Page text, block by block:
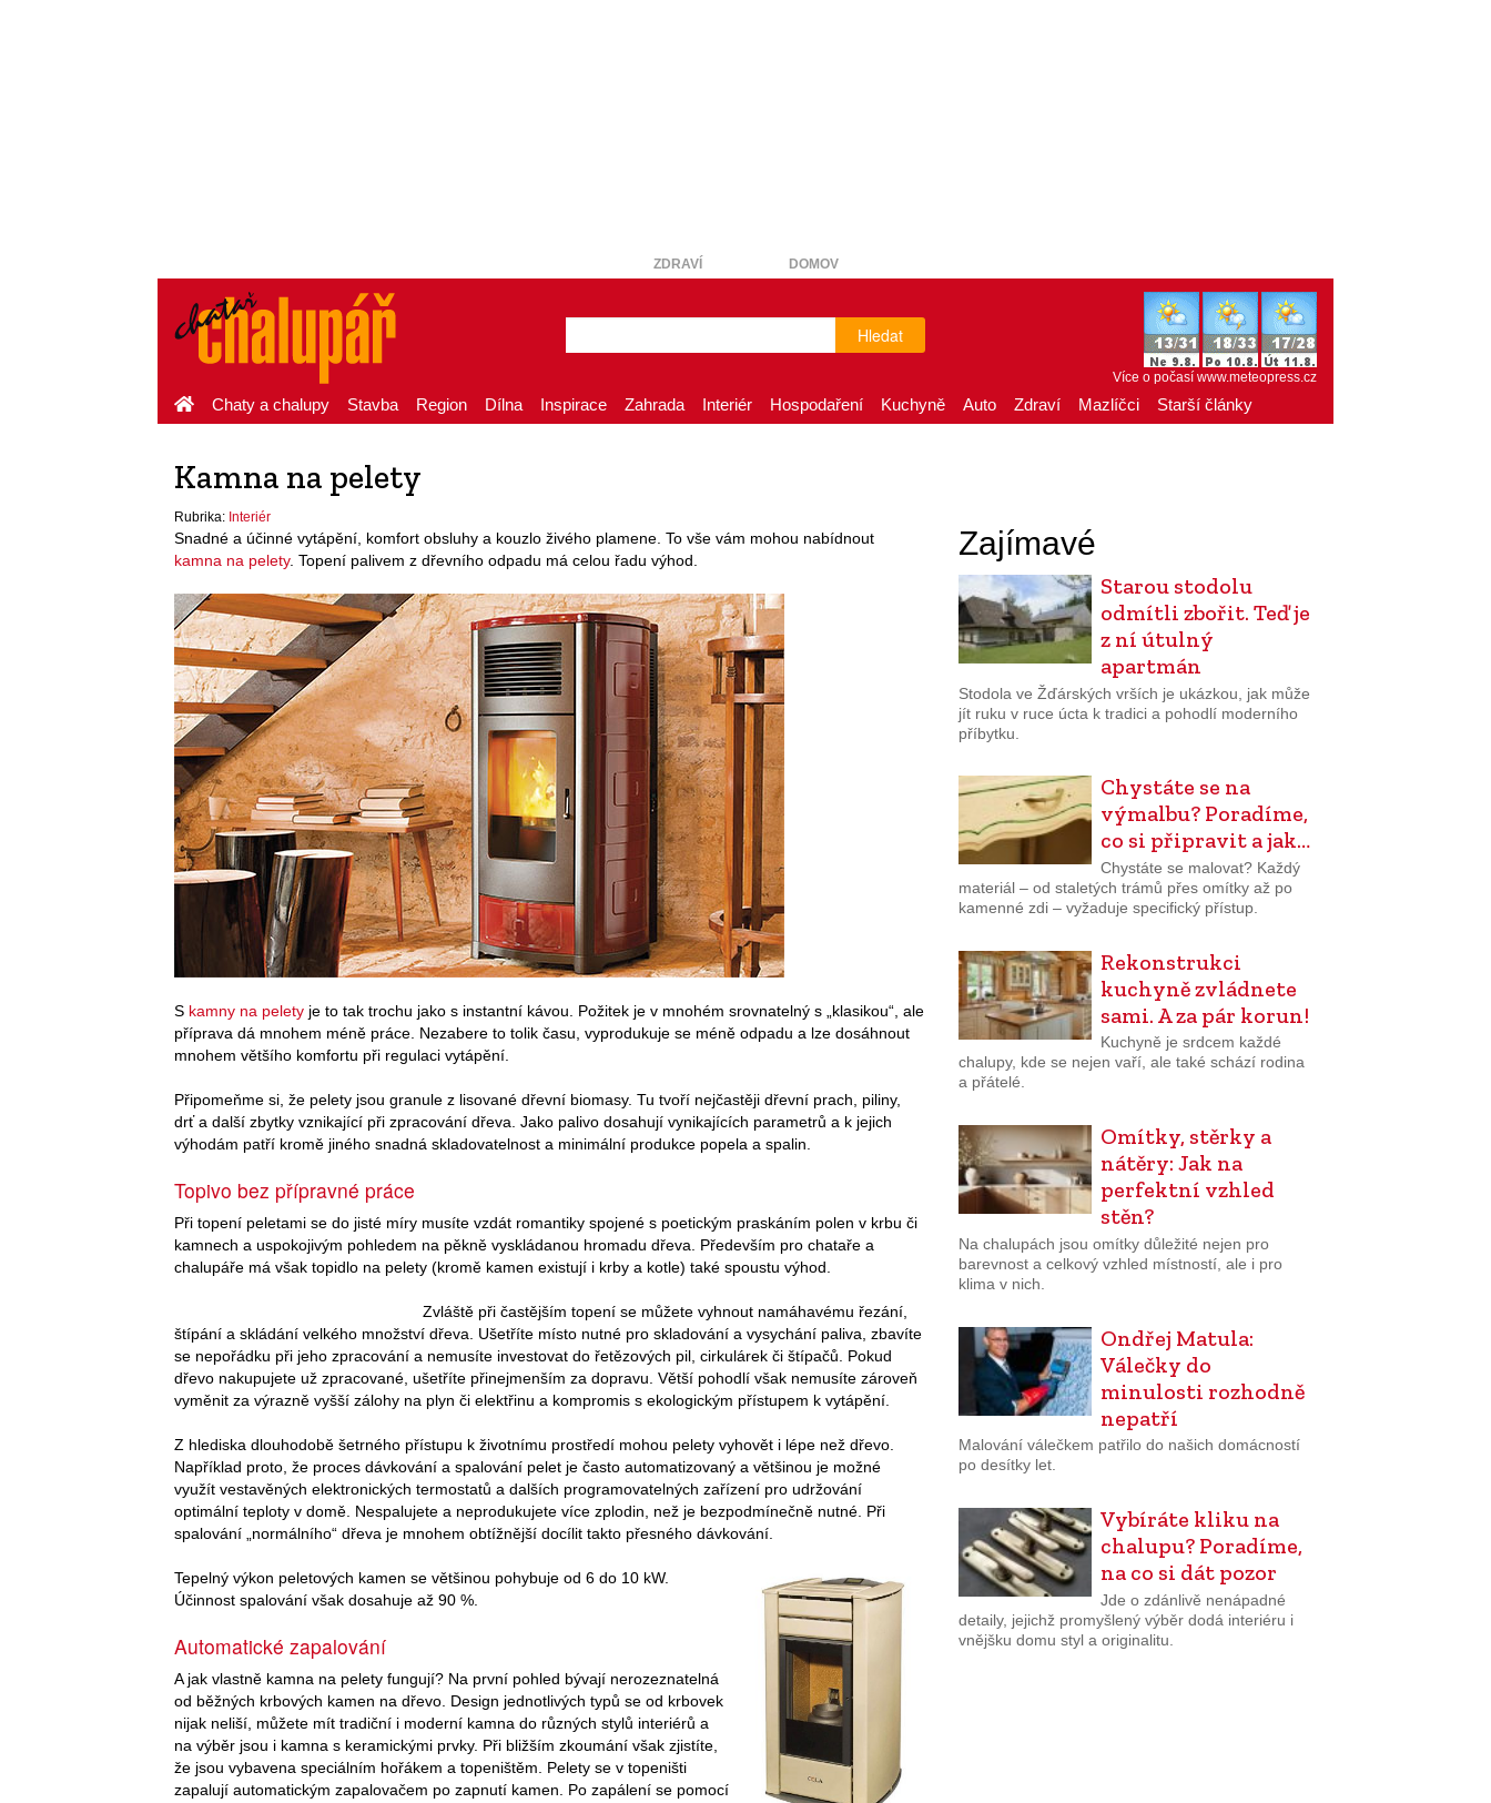
ZDRAVÍ DOMOV
Hledat
Více o počasí www.meteopress.cz
Chaty a chalupy Stavba Region Dílna Inspirace Zahrada Interiér Hospodaření Kuchyně Auto Zdraví Mazlíčci Starší články
Kamna na pelety
Rubrika: Interiér
Snadné a účinné vytápění, komfort obsluhy a kouzlo živého plamene. To vše vám mohou nabídnout
kamna na pelety. Topení palivem z dřevního odpadu má celou řadu výhod.
S kamny na pelety je to tak trochu jako s instantní kávou. Požitek je v mnohém srovnatelný s „klasikou“, ale
příprava dá mnohem méně práce. Nezabere to tolik času, vyprodukuje se méně odpadu a lze dosáhnout
mnohem většího komfortu při regulaci vytápění.
Připomeňme si, že pelety jsou granule z lisované dřevní biomasy. Tu tvoří nejčastěji dřevní prach, piliny,
drť a další zbytky vznikající při zpracování dřeva. Jako palivo dosahují vynikajících parametrů a k jejich
výhodám patří kromě jiného snadná skladovatelnost a minimální produkce popela a spalin.
Topivo bez přípravné práce
Při topení peletami se do jisté míry musíte vzdát romantiky spojené s poetickým praskáním polen v krbu či
kamnech a uspokojivým pohledem na pěkně vyskládanou hromadu dřeva. Především pro chataře a
chalupáře má však topidlo na pelety (kromě kamen existují i krby a kotle) také spoustu výhod.
Zvláště při častějším topení se můžete vyhnout namáhavému řezání,
štípání a skládání velkého množství dřeva. Ušetříte místo nutné pro skladování a vysychání paliva, zbavíte
se nepořádku při jeho zpracování a nemusíte investovat do řetězových pil, cirkulárek či štípačů. Pokud
dřevo nakupujete už zpracované, ušetříte přinejmenším za dopravu. Větší pohodlí však nemusíte zároveň
vyměnit za výrazně vyšší zálohy na plyn či elektřinu a kompromis s ekologickým přístupem k vytápění.
Z hlediska dlouhodobě šetrného přístupu k životnímu prostředí mohou pelety vyhovět i lépe než dřevo.
Například proto, že proces dávkování a spalování pelet je často automatizovaný a většinou je možné
využít vestavěných elektronických termostatů a dalších programovatelných zařízení pro udržování
optimální teploty v domě. Nespalujete a neprodukujete více zplodin, než je bezpodmínečně nutné. Při
spalování „normálního“ dřeva je mnohem obtížnější docílit takto přesného dávkování.
Tepelný výkon peletových kamen se většinou pohybuje od 6 do 10 kW.
Účinnost spalování však dosahuje až 90 %.
Automatické zapalování
A jak vlastně kamna na pelety fungují? Na první pohled bývají nerozeznatelná
od běžných krbových kamen na dřevo. Design jednotlivých typů se od krbovek
nijak neliší, můžete mít tradiční i moderní kamna do různých stylů interiérů a
na výběr jsou i kamna s keramickými prvky. Při bližším zkoumání však zjistíte,
že jsou vybavena speciálním hořákem a topeništěm. Pelety se v topeništi
zapalují automatickým zapalovačem po zapnutí kamen. Po zapálení se pomocí
Zajímavé
Starou stodolu
odmítli zbořit. Teď je
z ní útulný
apartmán
Stodola ve Žďárských vrších je ukázkou, jak může
jít ruku v ruce úcta k tradici a pohodlí moderního
příbytku.
Chystáte se na
výmalbu? Poradíme,
co si připravit a jak…
Chystáte se malovat? Každý
materiál – od staletých trámů přes omítky až po
kamenné zdi – vyžaduje specifický přístup.
Rekonstrukci
kuchyně zvládnete
sami. A za pár korun!
Kuchyně je srdcem každé
chalupy, kde se nejen vaří, ale také schází rodina
a přátelé.
Omítky, stěrky a
nátěry: Jak na
perfektní vzhled
stěn?
Na chalupách jsou omítky důležité nejen pro
barevnost a celkový vzhled místností, ale i pro
klima v nich.
Ondřej Matula:
Válečky do
minulosti rozhodně
nepatří
Malování válečkem patřilo do našich domácností
po desítky let.
Vybíráte kliku na
chalupu? Poradíme,
na co si dát pozor
Jde o zdánlivě nenápadné
detaily, jejichž promyšlený výběr dodá interiéru i
vnějšku domu styl a originalitu.